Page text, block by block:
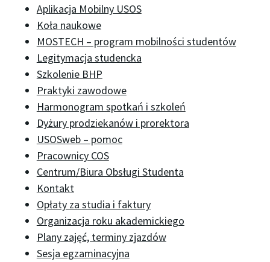
Aplikacja Mobilny USOS
Koła naukowe
MOSTECH – program mobilności studentów
Legitymacja studencka
Szkolenie BHP
Praktyki zawodowe
Harmonogram spotkań i szkoleń
Dyżury prodziekanów i prorektora
USOSweb – pomoc
Pracownicy COS
Centrum/Biura Obsługi Studenta
Kontakt
Opłaty za studia i faktury
Organizacja roku akademickiego
Plany zajęć, terminy zjazdów
Sesja egzaminacyjna